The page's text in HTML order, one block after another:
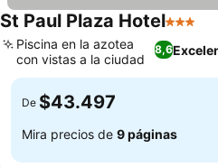
St Paul Plaza Hotel3
8,6
Piscina en la azotea
con vistas a la ciudad
De $43.497
Mira precios de 9 páginas